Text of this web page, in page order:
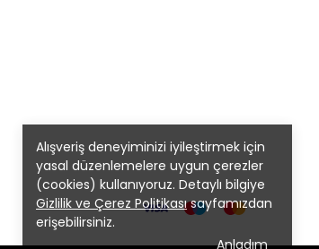
Alışveriş deneyiminizi iyileştirmek için
yasal düzenlemelere uygun çerezler
(cookies) kullanıyoruz. Detaylı bilgiye
Gizlilik ve Çerez Politikasısayfamızdan
erişebilirsiniz.
Anladım